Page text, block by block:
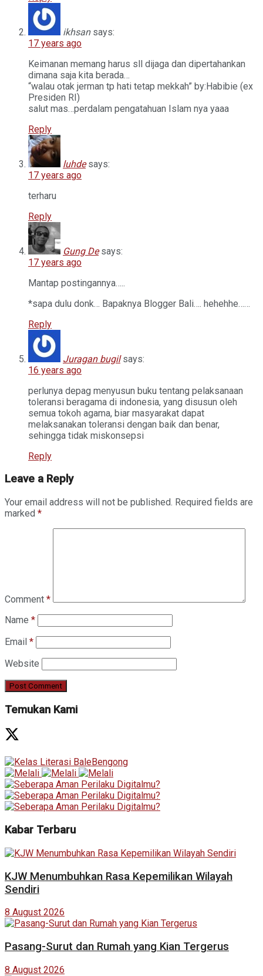
ikhsan says:
17 years ago
Keimanan memang harus sll dijaga dan dipertahankan
dimana saja kita berada…
“walau otak jerman tp hati tetap mekkah” by:Habibie (ex
Presiden RI)
salut mas…perdalam pengatahuan Islam nya yaaa
Reply
luhde says:
17 years ago
terharu
Reply
Gung De says:
17 years ago
Mantap postingannya…..
*sapa dulu donk… Bapaknya Blogger Bali…. hehehhe……
Reply
Juragan bugil says:
16 years ago
perlunya depag menyusun buku tentang pelaksanaan
toleransi beragama di indonesia, yang disusun oleh
semua tokoh agama, biar masyarakat dapat
melaksanakan toleransi dengan baik dan benar,
sehingga tidak miskonsepsi
Reply
Leave a Reply
Your email address will not be published. Required fields are
marked *
Comment *
Name *
Email *
Website
Temukan Kami
Kabar Terbaru
KJW Menumbuhkan Rasa Kepemilikan Wilayah
Sendiri
8 August 2026
Pasang-Surut dan Rumah yang Kian Tergerus
8 August 2026